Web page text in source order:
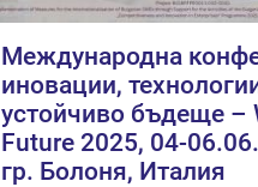
Mеждународна
иновации,
устойчиво бъдеще –
Future 2025, 04-
гр. Болоня, Италия